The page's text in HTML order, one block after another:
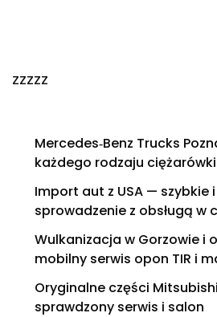
zzzzz
Mercedes‑Benz Trucks
każdego rodzaju ciężarówki
Import aut z USA — szybkie
sprowadzenie z obsługą w
Wulkanizacja w Gorzowie i
mobilny serwis opon TIR i
Oryginalne części
sprawdzony serwis i salon